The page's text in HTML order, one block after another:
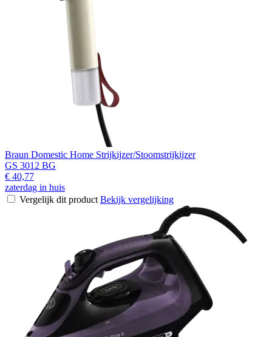
Braun Domestic Home Strijkijzer/Stoomstrijkijzer
GS 3012 BG
€ 40,77
zaterdag in huis
Vergelijk dit product Bekijk vergelijking